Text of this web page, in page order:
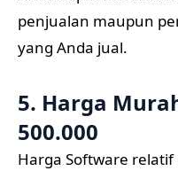
penjualan maupun
yang Anda jual.
5. Harga
500.000
Harga Software